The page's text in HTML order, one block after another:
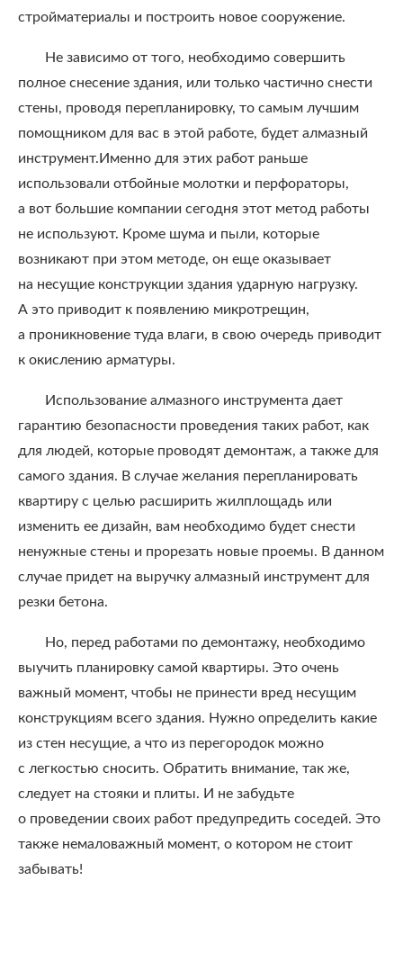
стройматериалы и построить новое сооружение.
Не зависимо от того, необходимо совершить
полное снесение здания, или только частично снести
стены, проводя перепланировку, то самым лучшим
помощником для вас в этой работе, будет алмазный
инструмент.Именно для этих работ раньше
использовали отбойные молотки и перфораторы,
а вот большие компании сегодня этот метод работы
не используют. Кроме шума и пыли, которые
возникают при этом методе, он еще оказывает
на несущие конструкции здания ударную нагрузку.
А это приводит к появлению микротрещин,
а проникновение туда влаги, в свою очередь приводит
к окислению арматуры.
Использование алмазного инструмента дает
гарантию безопасности проведения таких работ, как
для людей, которые проводят демонтаж, а также для
самого здания. В случае желания перепланировать
квартиру с целью расширить жилплощадь или
изменить ее дизайн, вам необходимо будет снести
ненужные стены и прорезать новые проемы. В данном
случае придет на выручку алмазный инструмент для
резки бетона.
Но, перед работами по демонтажу, необходимо
выучить планировку самой квартиры. Это очень
важный момент, чтобы не принести вред несущим
конструкциям всего здания. Нужно определить какие
из стен несущие, а что из перегородок можно
с легкостью сносить. Обратить внимание, так же,
следует на стояки и плиты. И не забудьте
о проведении своих работ предупредить соседей. Это
также немаловажный момент, о котором не стоит
забывать!